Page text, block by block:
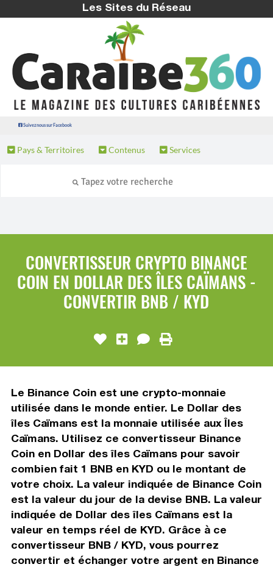
Les Sites du Réseau
Suivez nous sur Facebook
Pays & Territoires Contenus Services
CONVERTISSEUR CRYPTO BINANCE
COIN EN DOLLAR DES ÎLES CAÏMANS -
CONVERTIR BNB / KYD
Le Binance Coin est une crypto-monnaie
utilisée dans le monde entier. Le Dollar des
îles Caïmans est la monnaie utilisée aux Îles
Caïmans. Utilisez ce convertisseur Binance
Coin en Dollar des îles Caïmans pour savoir
combien fait 1 BNB en KYD ou le montant de
votre choix. La valeur indiquée de Binance Coin
est la valeur du jour de la devise BNB. La valeur
indiquée de Dollar des îles Caïmans est la
valeur en temps réel de KYD. Grâce à ce
convertisseur BNB / KYD, vous pourrez
convertir et échanger votre argent en Binance